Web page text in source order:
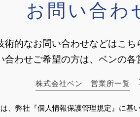
お問い合わ
的なお問い合わせなどはこち
合わせご希望の方は、ベンの各
株式会社ベン 営業所一覧
、弊社『個人情報保護管理規定』に基